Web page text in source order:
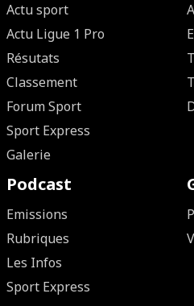
Actu sport
Actu Ligue 1 Pro
Résutats
Classement
Forum Sport
Sport Express
Galerie
Podcast
Emissions
Rubriques
Les Infos
Sport Express